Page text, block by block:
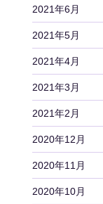
2021年6月
2021年5月
2021年4月
2021年3月
2021年2月
2020年12月
2020年11月
2020年10月